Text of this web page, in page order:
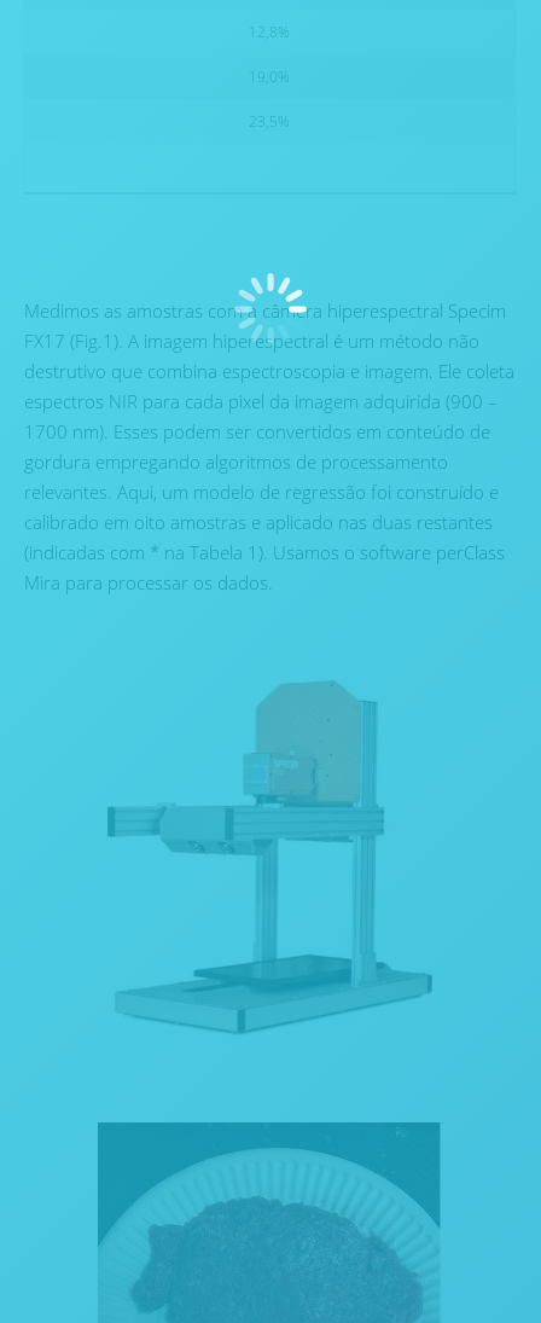
12,8%
19,0%
23,5%
Medimos as amostras com a câmera hiperespectral Specim
FX17 (Fig.1). A imagem hiperespectral é um método não
destrutivo que combina espectroscopia e imagem. Ele coleta
espectros NIR para cada pixel da imagem adquirida (900 –
1700 nm). Esses podem ser convertidos em conteúdo de
gordura empregando algoritmos de processamento
relevantes. Aqui, um modelo de regressão foi construído e
calibrado em oito amostras e aplicado nas duas restantes
(indicadas com * na Tabela 1). Usamos o software perClass
Mira para processar os dados.